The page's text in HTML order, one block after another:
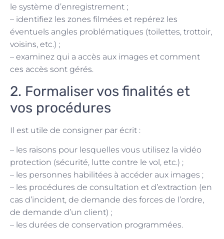
le système d’enregistrement ;
– identifiez les zones filmées et repérez les
éventuels angles problématiques (toilettes, trottoir,
voisins, etc.) ;
– examinez qui a accès aux images et comment
ces accès sont gérés.
2. Formaliser vos finalités et
vos procédures
Il est utile de consigner par écrit :
– les raisons pour lesquelles vous utilisez la vidéo
protection (sécurité, lutte contre le vol, etc.) ;
– les personnes habilitées à accéder aux images ;
– les procédures de consultation et d’extraction (en
cas d’incident, de demande des forces de l’ordre,
de demande d’un client) ;
– les durées de conservation programmées.